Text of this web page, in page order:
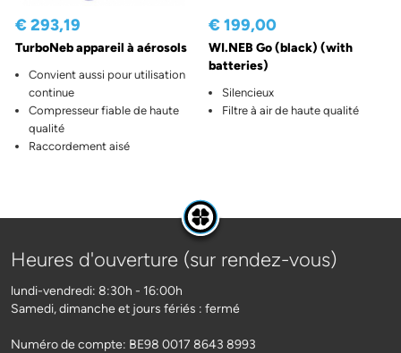
€ 293,19
TurboNeb appareil à aérosols
Convient aussi pour utilisation
continue
Compresseur fiable de haute
qualité
Raccordement aisé
€ 199,00
WI.NEB Go (black) (with
batteries)
Silencieux
Filtre à air de haute qualité
Heures d'ouverture (sur rendez-vous)
lundi-vendredi: 8:30h - 16:00h
Samedi, dimanche et jours fériés : fermé
Numéro de compte: BE98 0017 8643 8993